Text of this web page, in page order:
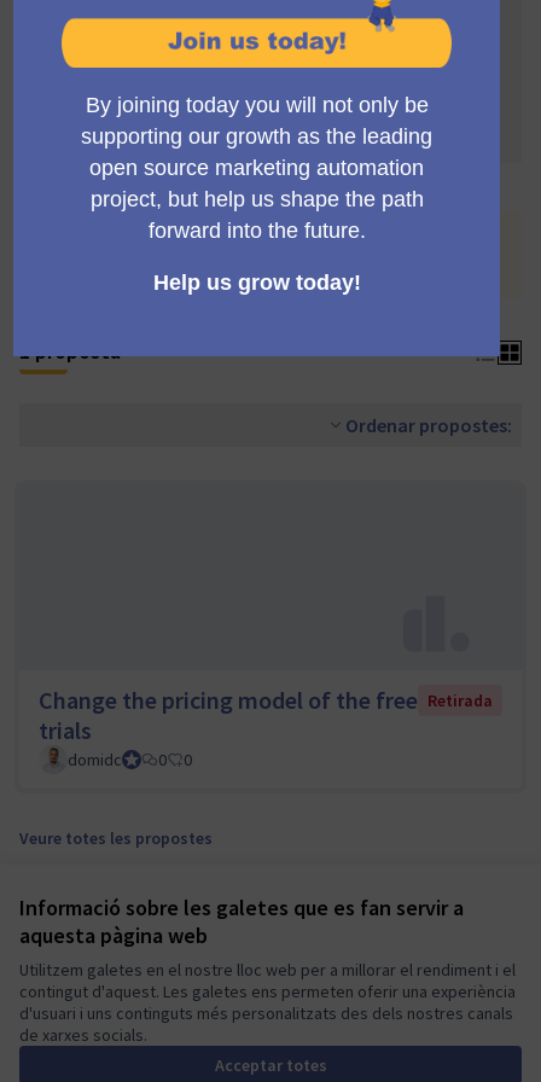
Informació sobre les galetes que es fan servir a
aquesta pàgina web
Utilitzem galetes en el nostre lloc web per a millorar el rendiment i el
contingut d'aquest. Les galetes ens permeten oferir una experiència
d'usuari i uns continguts més personalitzats des dels nostres canals
de xarxes socials.
Acceptar totes
La selecció de propostes es regeix per les
següents normes:
Per ser validades, les propostes han d'arribar a
un mínim de 4 suports
Cada proposta pot acumular més de 4 suports
Estàs veient un llistat de propostes retirades per les
1 proposta
Ordenar propostes:
Change the pricing model of the free
trials
Retirada
domidcCouncil member
0 0
Veure totes les propostes
Termes i condicions d'ús
Configuració de les galetes
Mautic Community Portal a X
(Enllaç extern)
Mautic Community Portal a Facebook
(Enllaç extern)
Mautic Community Portal a Instagram
(Enllaç extern)
Mautic Community Portal a YouTube
(Enllaç extern)
Mautic Community Portal a GitHub
(Enllaç extern)
Català
Sprache wählenChoose languageEscolher idiomaElegir el idioma